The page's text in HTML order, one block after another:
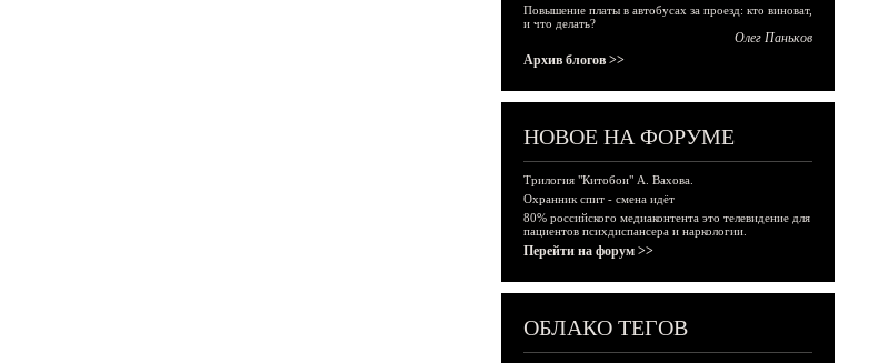
Повышение платы в автобусах за проезд: кто виноват,
и что делать?
Олег Паньков
Архив блогов >>
НОВОЕ НА ФОРУМЕ
Трилогия "Китобои" А. Вахова.
Охранник спит - смена идёт
80% российского медиаконтента это телевидение для
пациентов психдиспансера и наркологии.
Перейти на форум >>
ОБЛАКО ТЕГОВ